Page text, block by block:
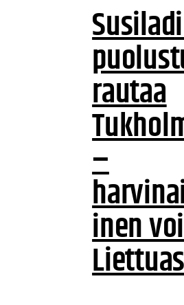
rautaa
–
inen